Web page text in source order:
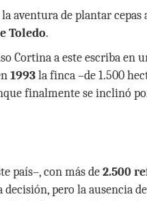
la aventura de plantar
Toledo.
Cortina a este escriba en
1993la finca –de 1.500
finalmente se inclinó
país–, con más de2.500
pero la ausencia de